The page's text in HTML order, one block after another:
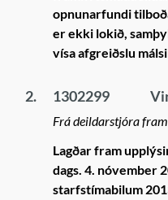
opnunarfundi
er ekki lokið,
vísa afgreiðslu
2. 1302299
Frá deildarstjóra
Lagðar fram
dags. 4. nóvember
starfstímabilum